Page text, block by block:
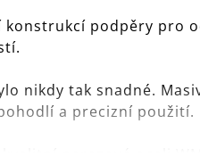
podpěry pro
nikdy tak snadné.
a precizní použití.